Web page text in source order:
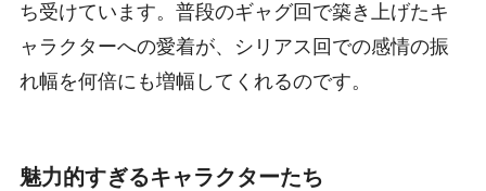
ち受けています。普段のギャグ回で築き上げたキ
ャラクターへの愛着が、シリアス回での感情の振
れ幅を何倍にも増幅してくれるのです。
魅力的すぎるキャラクターたち